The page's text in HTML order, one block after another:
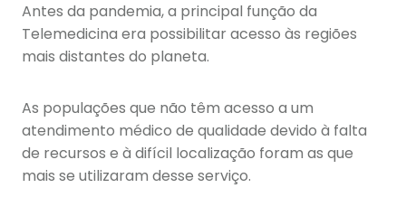
Antes da pandemia, a principal função da
Telemedicina era possibilitar acesso às regiões
mais distantes do planeta.
As populações que não têm acesso a um
atendimento médico de qualidade devido à falta
de recursos e à difícil localização foram as que
mais se utilizaram desse serviço.